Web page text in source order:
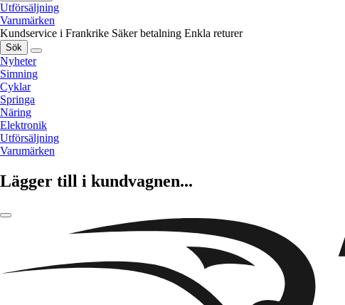
Utförsäljning
Varumärken
Kundservice i Frankrike Säker betalning Enkla returer
Sök
Nyheter
Simning
Cyklar
Springa
Näring
Elektronik
Utförsäljning
Varumärken
Lägger till i kundvagnen...